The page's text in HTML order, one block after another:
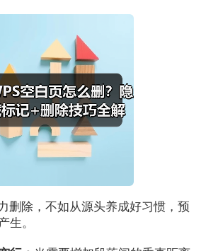
删除，不如从源头养成好习惯，预
生。